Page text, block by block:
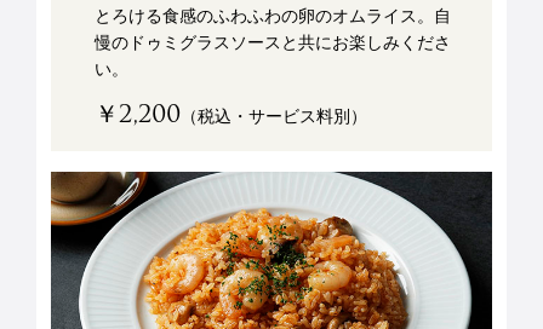
とろける食感のふわふわの卵のオムライス。自
慢のドゥミグラスソースと共にお楽しみくださ
い。
￥2,200 （税込・サービス料別）